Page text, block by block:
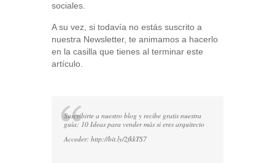
sociales.
A su vez, si todavía no estás suscrito a
nuestra Newsletter, te animamos a hacerlo
en la casilla que tienes al terminar este
artículo.
Suscribirte a nuestro blog y recibe gratis nuestra
guía: 10 Ideas para vender más si eres arquitecto
Acceder: http://bit.ly/2fkkTS7